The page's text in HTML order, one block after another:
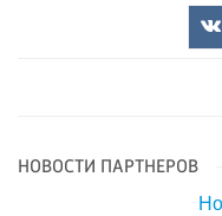
НОВОСТИ ПАРТНЕРОВ